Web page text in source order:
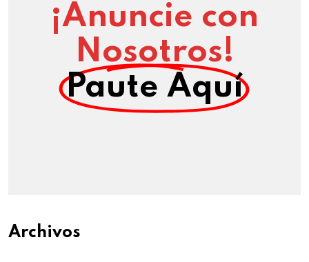
¡Anuncie con
Nosotros!
Paute Aquí
Archivos